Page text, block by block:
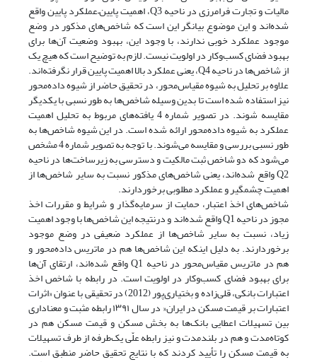
مالیات و تجارت فرامرزی در ناحیه Q3، اهمیت پایین‌–‌عملکرد پایین واقع
شده‌اند و این موضوع بیانگر این است که شاخص‌های مذکور در وضع
موجود عملکرد خوبی ندارند، با وجود این، بهبود وضعیت آن‌ها برای
بهبود فضای کسب‌وکار در اولویت نیست. لازم به توضیح است که هیچ یک
از شاخص‌ها در ناحیه Q4، یعنی عملکرد بالا اهمیت پایین قرار نگرفته‌اند.
علاوه بر تحلیل به شیوه مقیاس‌محور، در تحقیق حاضر از شیوه داده‌محور
نیز استفاده شده است تا بدین وسیله شاخص‌ها به طور نسبی با یکدیگر
مقایسه شوند. در تصویر شماره 4 یافته‌های مربوط به تحلیل اهمیت
عملکرد به شیوه داده‌محور ارائه شده است. در این شیوه شاخص‌ها به
طور نسبی بررسی و مقایسه می‌شوند. با توجه به تصویر شماره 4 مشخص
می‌شود که دو شاخص ثبت مالکیت و دسترسی به زیرساخت‌ها در ناحیه
Q2 واقع شده‌اند، یعنی شاخص‌های مذکور نسبت به سایر شاخص‌ها از
اهمیت چشمگیر و عملکرد مطلوبی برخوردارند.
شاخص‌های اخذ اعتبار، حمایت از سرمایه‌گذار و شرایط و مقررات اخذ
مجوز در ناحیه Q1 واقع شده‌اند و درنتیجه این شاخص‌ها با وجود اهمیت
زیاد، نسبت به سایر شاخص‌ها از عملکرد ضعیفی در وضع موجود
برخوردارند. به دلیل اینکه این شاخص‌ها هم در ماتریس داده‌محور و
هم در ماتریس مقیاس‌محور در ناحیه Q1 واقع شده‌اند، ارتقای آ‌ن‌ها
برای بهبود فضای کسب‌وکار در اولویت است. در رابطه با شاخص اخذ
اعتبارات بانکی، قلی‌زاده و بختیاری‌پور (2012) در تحقیقی با عنوان «اثرات
اعتبارات بر قیمت مسکن در ایران« در سال ۱۳۹۱ رابطه مثبت و معناداری
بین تسهیلات اعطایی بانک‌ها به بخش مسکن و قیمت مسکن هم در
کوتاه‌مدت و هم در بلندمدت و نیز رابطه علّی یک‌طرفه از طرف تسهیلات
به قیمت مسکن را تأیید کردند که با نتایج تحقیق حاضر منطبق است.